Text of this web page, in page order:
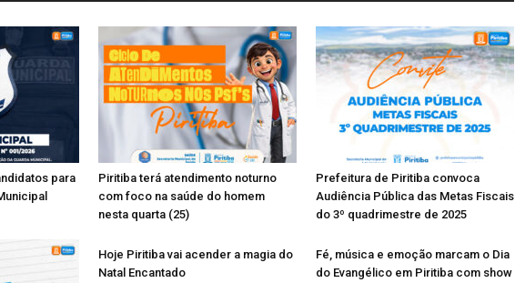
para
Piritiba terá atendimento noturno
com foco na saúde do homem
nesta quarta (25)
Prefeitura de Piritiba convoca
Audiência Pública das Metas Fiscais
do 3º quadrimestre de 2025
Hoje Piritiba vai acender a magia do
Natal Encantado
Fé, música e emoção marcam o Dia
do Evangélico em Piritiba com show